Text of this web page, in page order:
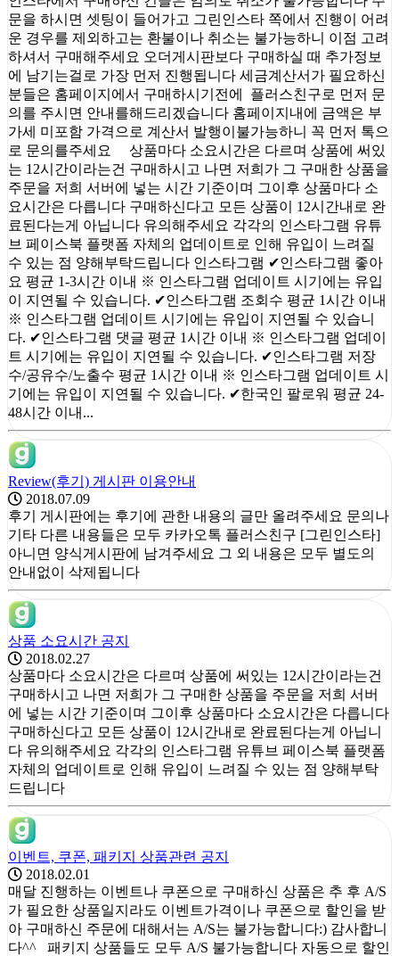
문을 하시면 셋팅이 들어가고 그린인스타 쪽에서 진행이 어려
운 경우를 제외하고는 환불이나 취소는 불가능하니 이점 고려
하셔서 구매해주세요 오더게시판보다 구매하실 때 추가정보
에 남기는걸로 가장 먼저 진행됩니다 세금계산서가 필요하신
분들은 홈페이지에서 구매하시기전에 플러스친구로 먼저 문
의를 주시면 안내를해드리겠습니다 홈페이지내에 금액은 부
가세 미포함 가격으로 계산서 발행이불가능하니 꼭 먼저 톡으
로 문의를주세요 상품마다 소요시간은 다르며 상품에 써있
는 12시간이라는건 구매하시고 나면 저희가 그 구매한 상품을
주문을 저희 서버에 넣는 시간 기준이며 그이후 상품마다 소
요시간은 다릅니다 구매하신다고 모든 상품이 12시간내로 완
료된다는게 아닙니다 유의해주세요 각각의 인스타그램 유튜
브 페이스북 플랫폼 자체의 업데이트로 인해 유입이 느려질
수 있는 점 양해부탁드립니다 인스타그램 ✔인스타그램 좋아
요 평균 1-3시간 이내 ※ 인스타그램 업데이트 시기에는 유입
이 지연될 수 있습니다. ✔인스타그램 조회수 평균 1시간 이내
※ 인스타그램 업데이트 시기에는 유입이 지연될 수 있습니
다. ✔인스타그램 댓글 평균 1시간 이내 ※ 인스타그램 업데이
트 시기에는 유입이 지연될 수 있습니다. ✔인스타그램 저장
수/공유수/노출수 평균 1시간 이내 ※ 인스타그램 업데이트 시
기에는 유입이 지연될 수 있습니다. ✔한국인 팔로워 평균 24-
48시간 이내...
Review(후기) 게시판 이용안내
2018.07.09
후기 게시판에는 후기에 관한 내용의 글만 올려주세요 문의나
기타 다른 내용들은 모두 카카오톡 플러스친구 [그린인스타]
아니면 양식게시판에 남겨주세요 그 외 내용은 모두 별도의
안내없이 삭제됩니다
상품 소요시간 공지
2018.02.27
상품마다 소요시간은 다르며 상품에 써있는 12시간이라는건
구매하시고 나면 저희가 그 구매한 상품을 주문을 저희 서버
에 넣는 시간 기준이며 그이후 상품마다 소요시간은 다릅니다
구매하신다고 모든 상품이 12시간내로 완료된다는게 아닙니
다 유의해주세요 각각의 인스타그램 유튜브 페이스북 플랫폼
자체의 업데이트로 인해 유입이 느려질 수 있는 점 양해부탁
드립니다
이벤트, 쿠폰, 패키지 상품관련 공지
2018.02.01
매달 진행하는 이벤트나 쿠폰으로 구매하신 상품은 추 후 A/S
가 필요한 상품일지라도 이벤트가격이나 쿠폰으로 할인을 받
아 구매하신 주문에 대해서는 A/S는 불가능합니다:) 감사합니
다^^ 패키지 상품들도 모두 A/S 불가능합니다 자동으로 할인